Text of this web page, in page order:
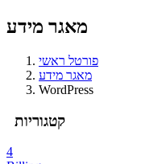
מאגר מידע
פורטל ראשי
מאגר מידע
WordPress
קטגוריות
4